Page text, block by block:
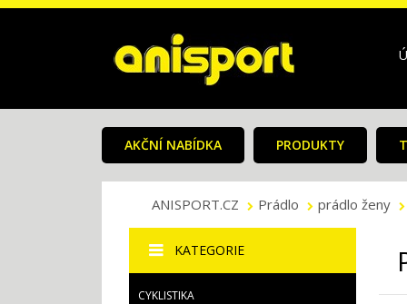
AKČNÍ NABÍDKA PRODUKTY
ANISPORT.CZ Prádlo prádlo ženy
KATEGORIE
CYKLISTIKA